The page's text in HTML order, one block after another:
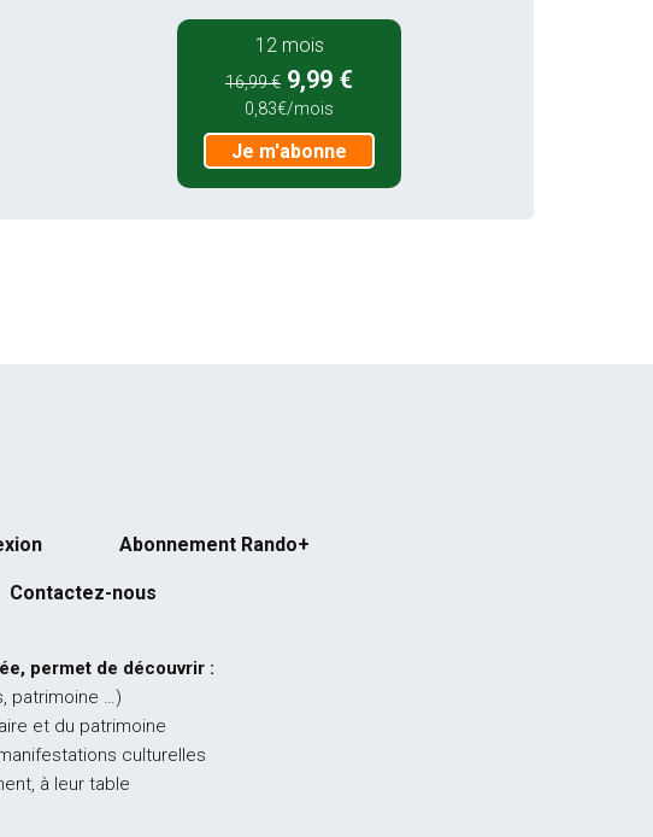
12 mois
16,99 € 9,99 €
0,83€/mois
Je m'abonne
Abonnement Rando+
Contactez-nous
permet de découvrir :
patrimoine …)
et du patrimoine
culturelles
à leur table